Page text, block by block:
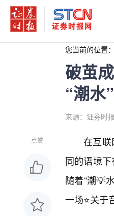
您当前的位置：
破茧
“潮水
来源：证券时
点赞
在互联
同的语境
随着“潮💡
一场⭐关于